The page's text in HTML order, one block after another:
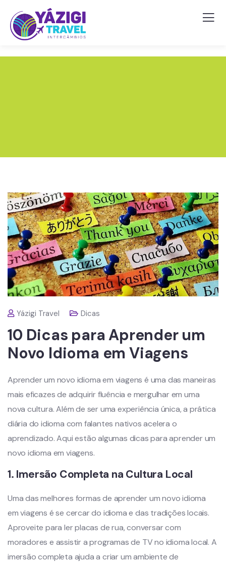
Yázigi Travel Dicas
10 Dicas para Aprender um
Novo Idioma em Viagens
Aprender um novo idioma em viagens é uma das maneiras
mais eficazes de adquirir fluência e mergulhar em uma
nova cultura. Além de ser uma experiência única, a prática
diária do idioma com falantes nativos acelera o
aprendizado. Aqui estão algumas dicas para aprender um
novo idioma em viagens.
1. Imersão Completa na Cultura Local
Uma das melhores formas de aprender um novo idioma
em viagens é se cercar do idioma e das tradições locais.
Aproveite para ler placas de rua, conversar com
moradores e assistir a programas de TV no idioma local. A
imersão completa ajuda a criar um ambiente de